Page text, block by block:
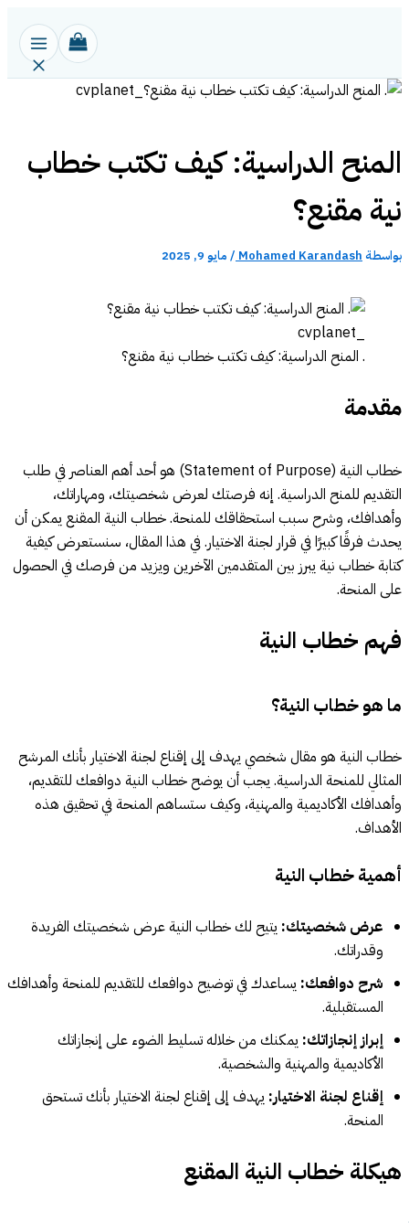
المنح الدراسية: كيف تكتب خطاب
نية مقنع؟
بواسطة Mohamed Karandash
/ مايو 9, 2025
. المنح الدراسية: كيف تكتب خطاب نية مقنع؟
مقدمة
خطاب النية (Statement of Purpose) هو أحد أهم العناصر في طلب
التقديم للمنح الدراسية. إنه فرصتك لعرض شخصيتك، ومهاراتك،
وأهدافك، وشرح سبب استحقاقك للمنحة. خطاب النية المقنع يمكن أن
يحدث فرقًا كبيرًا في قرار لجنة الاختيار. في هذا المقال، سنستعرض كيفية
كتابة خطاب نية يبرز بين المتقدمين الآخرين ويزيد من فرصك في الحصول
على المنحة.
فهم خطاب النية
ما هو خطاب النية؟
خطاب النية هو مقال شخصي يهدف إلى إقناع لجنة الاختيار بأنك المرشح
المثالي للمنحة الدراسية. يجب أن يوضح خطاب النية دوافعك للتقديم،
وأهدافك الأكاديمية والمهنية، وكيف ستساهم المنحة في تحقيق هذه
الأهداف.
أهمية خطاب النية
عرض شخصيتك: يتيح لك خطاب النية عرض شخصيتك الفريدة
وقدراتك.
شرح دوافعك: يساعدك في توضيح دوافعك للتقديم للمنحة وأهدافك
المستقبلية.
إبراز إنجازاتك: يمكنك من خلاله تسليط الضوء على إنجازاتك
الأكاديمية والمهنية والشخصية.
إقناع لجنة الاختيار: يهدف إلى إقناع لجنة الاختيار بأنك تستحق
المنحة.
هيكلة خطاب النية المقنع